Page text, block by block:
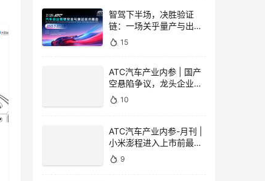
智驾下半场，决胜验证
链：一场关乎量产与出海
的效率革命
15
ATC汽车产业内参 | 国产
空悬陷争议，龙头企业发
声 | 线控转向新国标正式
实施，智己LS9全系配备
10
ATC汽车产业内参-月刊 |
小米澎程进入上市前最终
崑ADS 5正式启动商用
9